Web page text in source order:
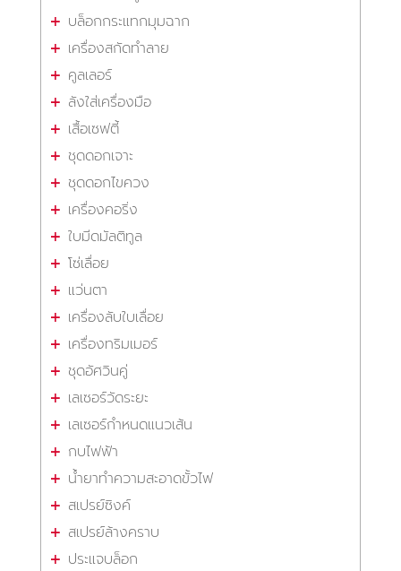
บล็อกกระแทกมุมฉาก
เครื่องสกัดทำลาย
คูลเลอร์
ลังใส่เครื่องมือ
เสื้อเซฟตี้
ชุดดอกเจาะ
ชุดดอกไขควง
เครื่องคอริ่ง
ใบมีดมัลติทูล
โซ่เลื่อย
แว่นตา
เครื่องลับใบเลื่อย
เครื่องทริมเมอร์
ชุดอัศวินคู่
เลเซอร์วัดระยะ
เลเซอร์กำหนดแนวเส้น
กบไฟฟ้า
น้ำยาทำความสะอาดขั้วไฟ
สเปรย์ซิงค์
สเปรย์ล้างคราบ
ประแจบล็อก